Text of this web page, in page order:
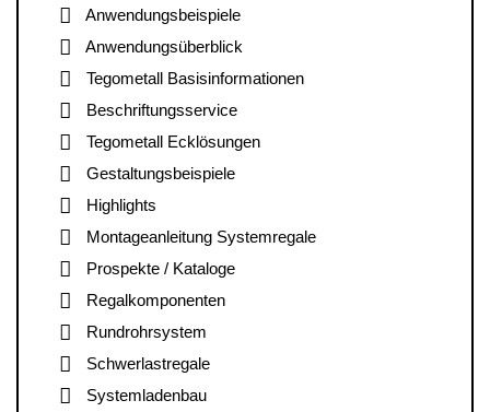
Anwendungsbeispiele
Anwendungsüberblick
Tegometall Basisinformationen
Beschriftungsservice
Tegometall Ecklösungen
Gestaltungsbeispiele
Highlights
Montageanleitung Systemregale
Prospekte / Kataloge
Regalkomponenten
Rundrohrsystem
Schwerlastregale
Systemladenbau